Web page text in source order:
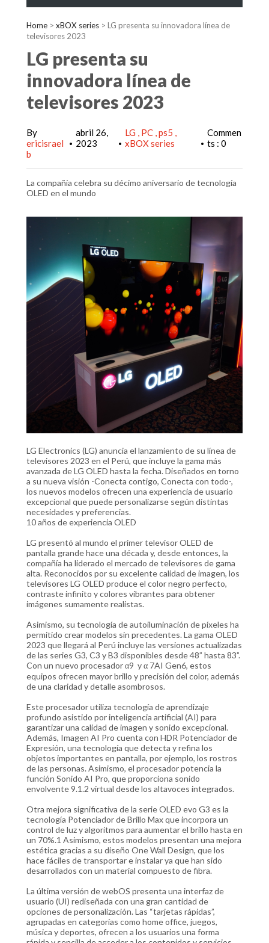
Home > xBOX series > LG presenta su innovadora línea de
televisores 2023
LG presenta su
innovadora línea de
televisores 2023
By
ericisrael
b
•
abril 26,
2023
•
LG PC ps5
xBOX series
•
Commen
ts : 0
La compañía celebra su décimo aniversario de tecnología
OLED en el mundo
LG Electronics (LG) anuncia el lanzamiento de su línea de
televisores 2023 en el Perú, que incluye la gama más
avanzada de LG OLED hasta la fecha. Diseñados en torno
a su nueva visión -Conecta contigo, Conecta con todo-,
los nuevos modelos ofrecen una experiencia de usuario
excepcional que puede personalizarse según distintas
necesidades y preferencias.
10 años de experiencia OLED
LG presentó al mundo el primer televisor OLED de
pantalla grande hace una década y, desde entonces, la
compañía ha liderado el mercado de televisores de gama
alta. Reconocidos por su excelente calidad de imagen, los
televisores LG OLED produce el color negro perfecto,
contraste infinito y colores vibrantes para obtener
imágenes sumamente realistas.
Asimismo, su tecnología de autoiluminación de píxeles ha
permitido crear modelos sin precedentes. La gama OLED
2023 que llegará al Perú incluye las versiones actualizadas
de las series G3, C3 y B3 disponibles desde 48” hasta 83”.
Con un nuevo procesador α9 y α 7AI Gen6, estos
equipos ofrecen mayor brillo y precisión del color, además
de una claridad y detalle asombrosos.
Este procesador utiliza tecnología de aprendizaje
profundo asistido por inteligencia artificial (AI) para
garantizar una calidad de imagen y sonido excepcional.
Además, Imagen AI Pro cuenta con HDR Potenciador de
Expresión, una tecnología que detecta y refina los
objetos importantes en pantalla, por ejemplo, los rostros
de las personas. Asimismo, el procesador potencia la
función Sonido AI Pro, que proporciona sonido
envolvente 9.1.2 virtual desde los altavoces integrados.
Otra mejora significativa de la serie OLED evo G3 es la
tecnología Potenciador de Brillo Max que incorpora un
control de luz y algoritmos para aumentar el brillo hasta en
un 70%.1 Asimismo, estos modelos presentan una mejora
estética gracias a su diseño One Wall Design, que los
hace fáciles de transportar e instalar ya que han sido
desarrollados con un material compuesto de fibra.
La última versión de webOS presenta una interfaz de
usuario (UI) rediseñada con una gran cantidad de
opciones de personalización. Las “tarjetas rápidas”,
agrupadas en categorías como home office, juegos,
música y deportes, ofrecen a los usuarios una forma